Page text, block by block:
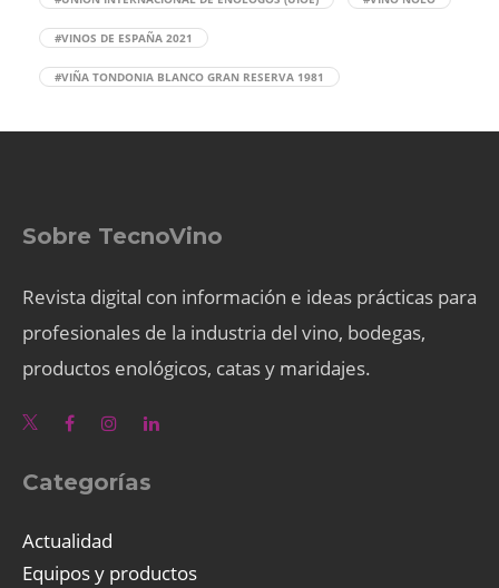
#VINOS DE ESPAÑA 2021
#VIÑA TONDONIA BLANCO GRAN RESERVA 1981
Sobre TecnoVino
Revista digital con información e ideas prácticas para
profesionales de la industria del vino, bodegas,
productos enológicos, catas y maridajes.
Categorías
Actualidad
Equipos y productos